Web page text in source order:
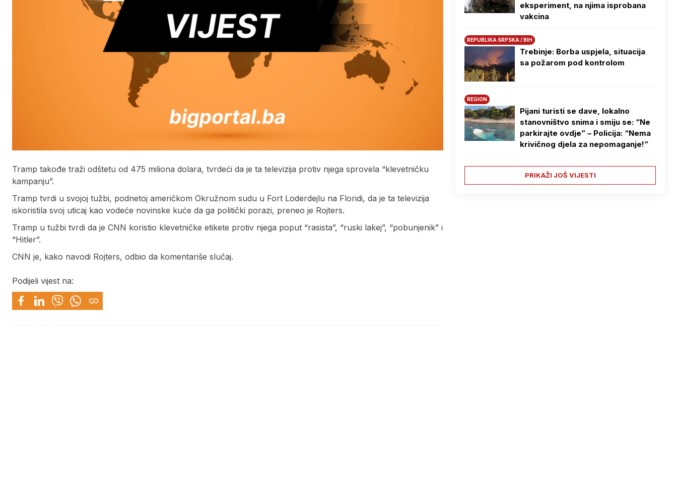
Tramp takođe traži odštetu od 475 miliona dolara, tvrdeći da je ta televizija protiv njega sprovela “klevetničku
kampanju”.
Tramp tvrdi u svojoj tužbi, podnetoj američkom Okružnom sudu u Fort Loderdejlu na Floridi, da je ta televizija
iskoristila svoj uticaj kao vodeće novinske kuće da ga politički porazi, preneo je Rojters.
Tramp u tužbi tvrdi da je CNN koristio klevetničke etikete protiv njega poput “rasista”, “ruski lakej”, “pobunjenik” i
“Hitler”.
CNN je, kako navodi Rojters, odbio da komentariše slučaj.
Podijeli vijest na:
eksperiment, na njima isprobana
vakcina
REPUBLIKA SRPSKA / BIH
Trebinje: Borba uspjela, situacija
sa požarom pod kontrolom
REGION
Pijani turisti se dave, lokalno
stanovništvo snima i smiju se: “Ne
parkirajte ovdje” – Policija: “Nema
krivičnog djela za nepomaganje!”
PRIKAŽI JOŠ VIJESTI